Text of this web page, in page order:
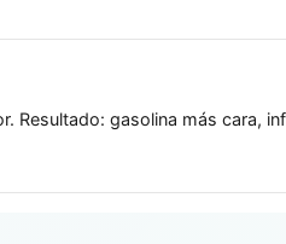
Resultado: gasolina más cara,